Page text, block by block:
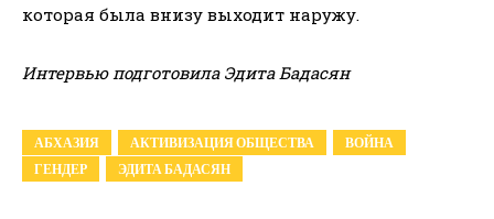
которая была внизу выходит наружу.
Интервью подготовила Эдита Бадасян
АБХАЗИЯ АКТИВИЗАЦИЯ ОБЩЕСТВА
ВОЙНА
ГЕНДЕР
ЭДИТА БАДАСЯН